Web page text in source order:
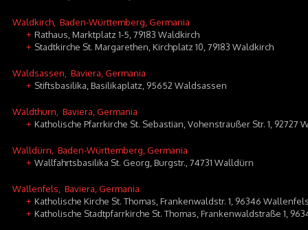
Waldkirch , Baden-Württemberg, Germania
+ Rathaus, Marktplatz 1-5, 79183 Waldkirch
+ Stadtkirche St. Margarethen, Kirchplatz 10, 79183 Waldkirch
Waldsassen , Baviera, Germania
+ Stiftsbasilika, Basilikaplatz, 95652 Waldsassen
Waldthurn , Baviera, Germania
+ Katholische Pfarrkirche St. Sebastian, Vohenstraußer Str. 1, 92727
Walldürn , Baden-Württemberg, Germania
+ Wallfahrtsbasilika St. Georg, Burgstr., 74731 Walldürn
Wallenfels , Baviera, Germania
+ Katholische Kirche St. Thomas, Frankenwaldstr. 1, 96346
+ Katholische Stadtpfarrkirche St. Thomas, Frankenwaldstraße 1,